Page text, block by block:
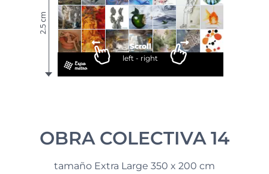
2.5 cm
Scroll
left - right
OBRA COLECTIVA 14
tamaño Extra Large 350 x 200 cm